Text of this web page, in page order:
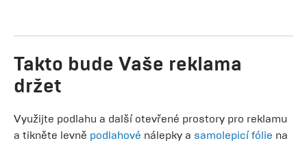
Takto bude Vaše reklama
držet
Využijte podlahu a další otevřené prostory pro reklamu
a tikněte levně podlahové nálepky a samolepicí fólie na